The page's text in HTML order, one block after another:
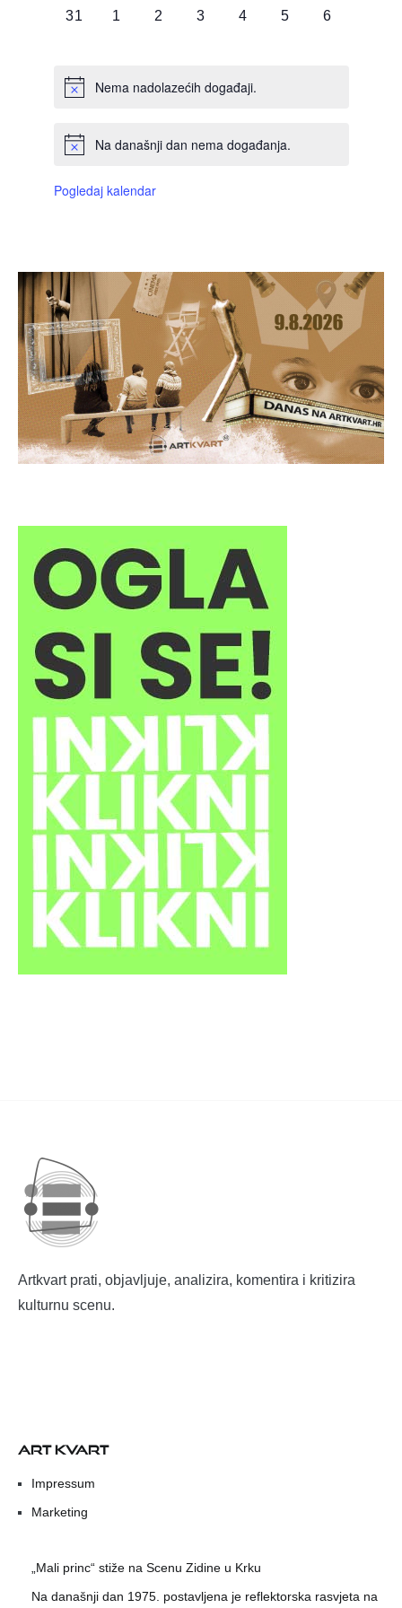
0
31
0
1
0
2
0
3
0
4
0
5
0
6
Nema nadolazećih događaji.
Na današnji dan nema događanja.
Pogledaj kalendar
Artkvart prati, objavljuje, analizira, komentira i kritizira
kulturnu scenu.
ART KVART
Impressum
Marketing
„Mali princ“ stiže na Scenu Zidine u Krku
Na današnji dan 1975. postavljena je reflektorska rasvjeta na